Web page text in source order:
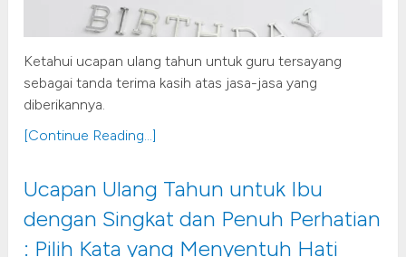
Ketahui ucapan ulang tahun untuk guru tersayang
sebagai tanda terima kasih atas jasa-jasa yang
diberikannya.
[Continue Reading...]
Ucapan Ulang Tahun untuk Ibu
dengan Singkat dan Penuh Perhatian
: Pilih Kata yang Menyentuh Hati